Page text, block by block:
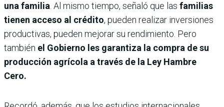
una familia . Al mismo tiempo, señaló que las familias
tienen acceso al crédito, pueden realizar inversiones
productivas, pueden mejorar su rendimiento. Pero
también el Gobierno les garantiza la compra de su
producción agrícola a través de la Ley Hambre
Cero.